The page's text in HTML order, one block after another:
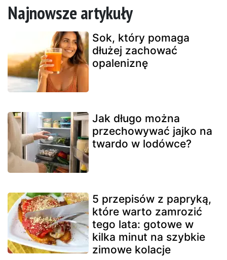
Najnowsze artykuły
Sok, który pomaga
dłużej zachować
opaleniznę
Jak długo można
przechowywać jajko na
twardo w lodówce?
5 przepisów z papryką,
które warto zamrozić
tego lata: gotowe w
kilka minut na szybkie
zimowe kolacje